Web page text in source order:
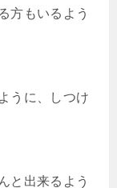
方もいるよう
うに、しつけ
と出来るよう